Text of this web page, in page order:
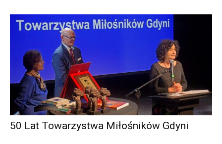
50 Lat Towarzystwa Miłośników Gdyni